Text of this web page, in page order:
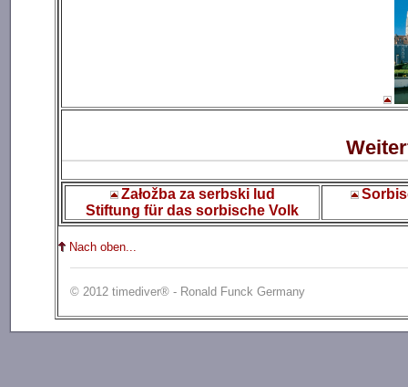
Załožba za serbski lud
Stiftung für das sorbische Volk
Nach oben...
© 2012 timediver® - Ronald Funck Germany